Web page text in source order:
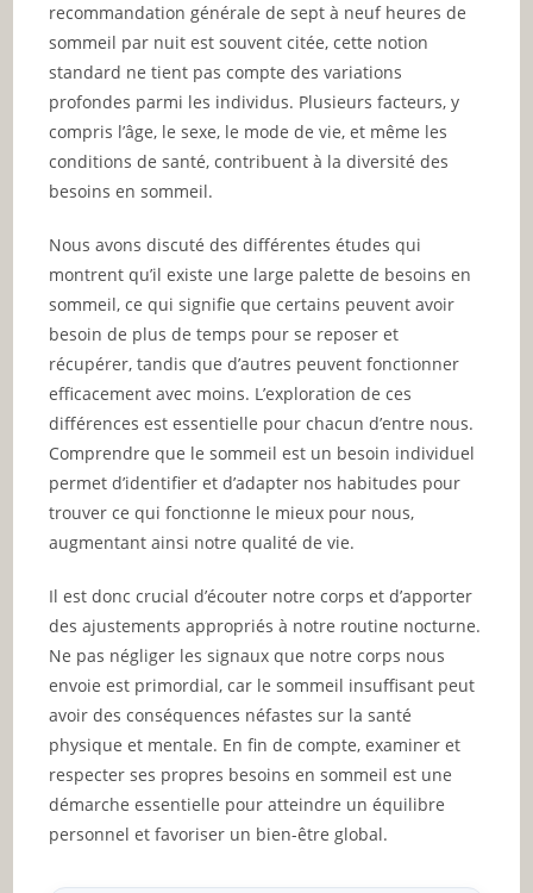
recommandation générale de sept à neuf heures de
sommeil par nuit est souvent citée, cette notion
standard ne tient pas compte des variations
profondes parmi les individus. Plusieurs facteurs, y
compris l’âge, le sexe, le mode de vie, et même les
conditions de santé, contribuent à la diversité des
besoins en sommeil.
Nous avons discuté des différentes études qui
montrent qu’il existe une large palette de besoins en
sommeil, ce qui signifie que certains peuvent avoir
besoin de plus de temps pour se reposer et
récupérer, tandis que d’autres peuvent fonctionner
efficacement avec moins. L’exploration de ces
différences est essentielle pour chacun d’entre nous.
Comprendre que le sommeil est un besoin individuel
permet d’identifier et d’adapter nos habitudes pour
trouver ce qui fonctionne le mieux pour nous,
augmentant ainsi notre qualité de vie.
Il est donc crucial d’écouter notre corps et d’apporter
des ajustements appropriés à notre routine nocturne.
Ne pas négliger les signaux que notre corps nous
envoie est primordial, car le sommeil insuffisant peut
avoir des conséquences néfastes sur la santé
physique et mentale. En fin de compte, examiner et
respecter ses propres besoins en sommeil est une
démarche essentielle pour atteindre un équilibre
personnel et favoriser un bien-être global.